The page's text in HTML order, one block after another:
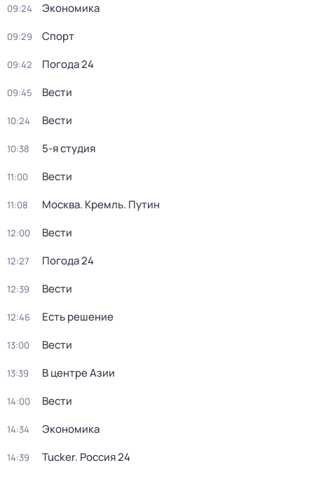
09:24 Экономика
09:29 Спорт
09:42 Погода 24
09:45 Вести
10:24 Вести
10:38 5-я студия
11:00 Вести
11:08 Москва. Кремль. Путин
12:00 Вести
12:27 Погода 24
12:39 Вести
12:46 Есть решение
13:00 Вести
13:39 В центре Азии
14:00 Вести
14:34 Экономика
14:39 Tucker. Россия 24